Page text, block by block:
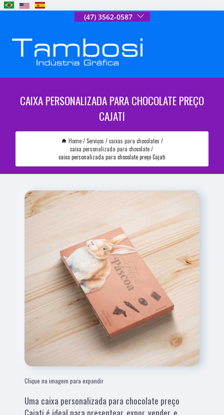
(47) 3562-0587
CAIXA PERSONALIZADA PARA CHOCOLATE PREÇO
CAJATI
Home Serviços
caixas para chocolates
caixa personalizada para chocolate
caixa personalizada para chocolate preço Cajati
Clique na imagem para expandir
Uma caixa personalizada para chocolate preço